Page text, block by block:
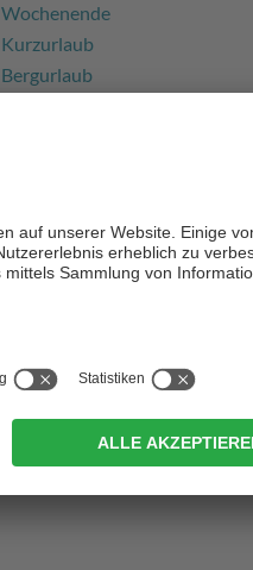
Wochenende
Kurzurlaub
Bergurlaub
Wellnesswochenende